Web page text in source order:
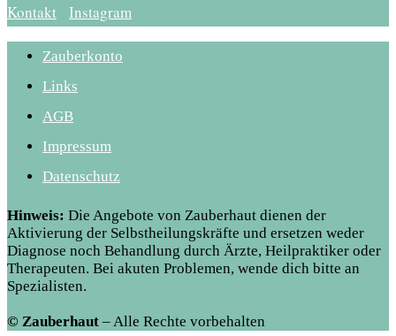
Kontakt Instagram
Zauberkonto
Links
AGB
Impressum
Datenschutz
Hinweis: Die Angebote von Zauberhaut dienen der
Aktivierung der Selbstheilungskräfte und ersetzen weder
Diagnose noch Behandlung durch Ärzte, Heilpraktiker oder
Therapeuten. Bei akuten Problemen, wende dich bitte an
Spezialisten.
© Zauberhaut – Alle Rechte vorbehalten